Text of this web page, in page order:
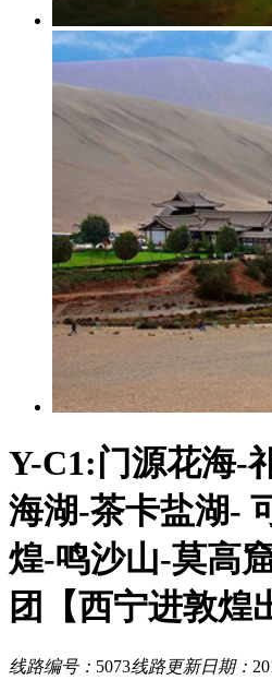
Y-C1:门源花海-
海湖-茶卡盐湖-
煌-鸣沙山-莫高
团【西宁进敦煌
线路编号： 5073线路更新日期：